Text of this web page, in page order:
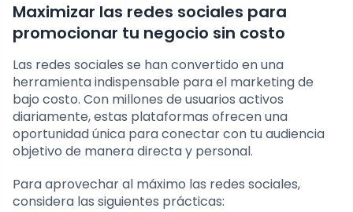
Maximizar las redes sociales para
promocionar tu negocio sin costo
Las redes sociales se han convertido en una
herramienta indispensable para el marketing de
bajo costo. Con millones de usuarios activos
diariamente, estas plataformas ofrecen una
oportunidad única para conectar con tu audiencia
objetivo de manera directa y personal.
Para aprovechar al máximo las redes sociales,
considera las siguientes prácticas: